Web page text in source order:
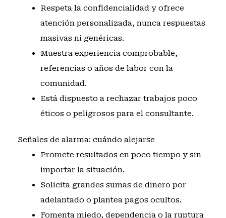
Respeta la confidencialidad y ofrece
atención personalizada, nunca respuestas
masivas ni genéricas.
Muestra experiencia comprobable,
referencias o años de labor con la
comunidad.
Está dispuesto a rechazar trabajos poco
éticos o peligrosos para el consultante.
Señales de alarma: cuándo alejarse
Promete resultados en poco tiempo y sin
importar la situación.
Solicita grandes sumas de dinero por
adelantado o plantea pagos ocultos.
Fomenta miedo, dependencia o la ruptura